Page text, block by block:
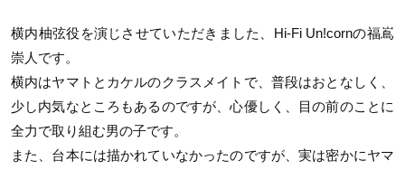
横内柚弦役を演じさせていただきました、Hi-Fi Un!cornの福嶌
崇人です。
横内はヤマトとカケルのクラスメイトで、普段はおとなしく、
少し内気なところもあるのですが、心優しく、目の前のことに
全力で取り組む男の子です。
また、台本には描かれていなかったのですが、実は密かにヤマ